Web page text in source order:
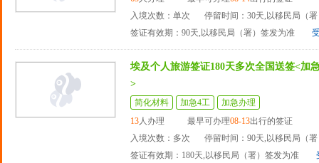
入境次数：单次
停留时间：30天,以移民局（
签证有效期：90天,以移民局（署）签发为准
埃及个人旅游签证180天多次全国送签<加
>
简化材料 加急4工
加急办理
13人办理 最早可办理08-13出行的签证
入境次数：多次
停留时间：90天,以移民局（
签证有效期：180天,以移民局（署）签发为准